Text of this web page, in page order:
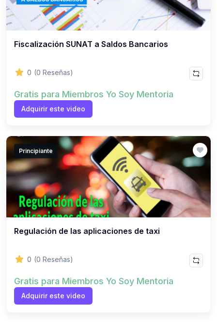
Fiscalización SUNAT a Saldos Bancarios
0 (0 Reseñas)
Gratis para Miembros Yo Soy Mentoria
Adquirir este video
Principiante
Regulación de las aplicaciones de taxi
0 (0 Reseñas)
Gratis para Miembros Yo Soy Mentoria
Adquirir este video